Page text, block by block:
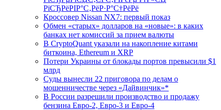
РїСЂРёРІР°С‚РёР·Р°С†РёРё
Кроссовер Nissan NX7: первый показ
Обмен «старых» долларов на «новые»: в каких
банках нет комиссий за прием валюты
В CryptoQuant указали на накопление китами
биткоина, Ethereum и XRP
Потери Украины от блокады портов превысили $1
млрд
Суды вынесли 22 приговора по делам о
мошенничестве через «Дайвинчик»*
В России разрешили производство и продажу
бензина Евро-2, Евро-3 и Евро-4